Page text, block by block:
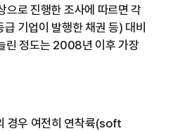
으로 진행한 조사에 따르면 각
기업이 발행한 채권 등) 대비
린 정도는 2008년 이후 가장
경우 여전히 연착륙(soft